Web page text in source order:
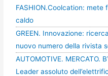
FASHION.Coolcation:
caldo
GREEN. Innovazione:
nuovo numero della rivista
AUTOMOTIVE. MERCATO.
Leader assoluto